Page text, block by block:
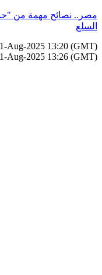
مصر.. نصائح مهمة من
السلع
Aug-2025 13:20 (GMT)
Aug-2025 13:26 (GMT)